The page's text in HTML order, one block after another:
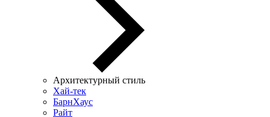
Архитектурный стиль
Хай-тек
БарнХаус
Райт